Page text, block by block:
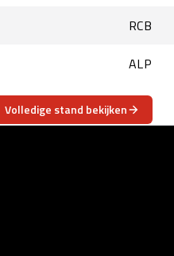
RCB
ALP
Volledige stand bekijken